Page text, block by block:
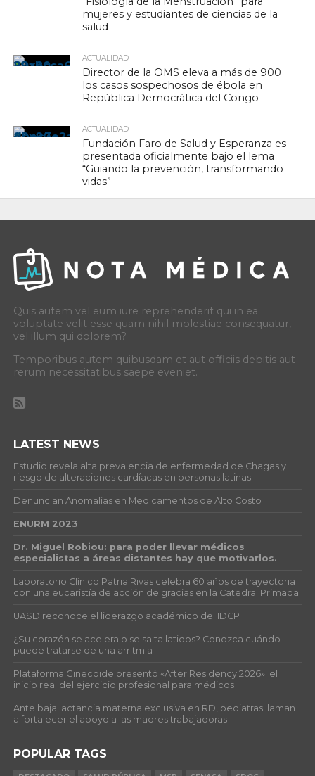
mujeres y estudiantes de ciencias de la
salud
ACTUALIDAD
Director de la OMS eleva a más de 900
los casos sospechosos de ébola en
República Democrática del Congo
ACTUALIDAD
Fundación Faro de Salud y Esperanza es
presentada oficialmente bajo el lema
“Guiando la prevención, transformando
vidas”
Quis autem vel eum iure reprehenderit qui in ea
voluptate velit esse quam nihil molestiae consequatur,
vel illum qui dolorem?
Temporibus autem quibusdam et aut officiis debitis aut
rerum necessitatibus saepe eveniet.
LATEST NEWS
Estudio revela alta prevalencia de enfermedad de Chagas y
riesgo de alteraciones cardíacas en personas latinas
Denuncian Anomalías en Medicamentos de Alto Costo
ENURM 2023
Dr. Miguel Robiou: para poder llevar médicos
especialistas a áreas distantes hay que motivarlos.
Laboratorio Clínico Patria Rivas celebra 60 años de trayectoria
con una eucaristía de acción de gracias en la Catedral Primada
UASD reconoce el liderazgo académico del IDCP
¿Su corazón se acelera o se salta latidos? Conozca cuándo
puede tratarse de una arritmia
Plataforma Ginecoide presentó «After Residency 2026»: el
inicio real del ejercicio profesional para médicos
Ante baja lactancia materna exclusiva en RD, pediatras llaman
a fortalecer el apoyo a las madres trabajadoras
POPULAR TAGS